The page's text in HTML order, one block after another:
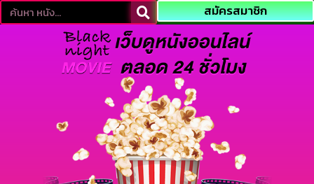
สมัครสมาชิก